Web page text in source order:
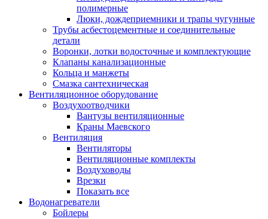
полимерные
Люки, дождеприемники и трапы чугунные
Трубы асбестоцементные и соединительные
детали
Воронки, лотки водосточные и комплектующие
Клапаны канализационные
Кольца и манжеты
Смазка сантехническая
Вентиляционное оборудование
Воздухоотводчики
Вантузы вентиляционные
Краны Маевского
Вентиляция
Вентиляторы
Вентиляционные комплекты
Воздуховоды
Врезки
Показать все
Водонагреватели
Бойлеры